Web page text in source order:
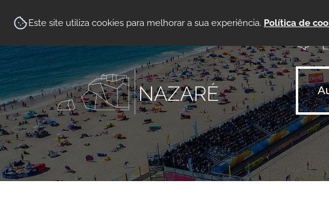
Este site utiliza cookies para melhorar a sua experiência. Política de